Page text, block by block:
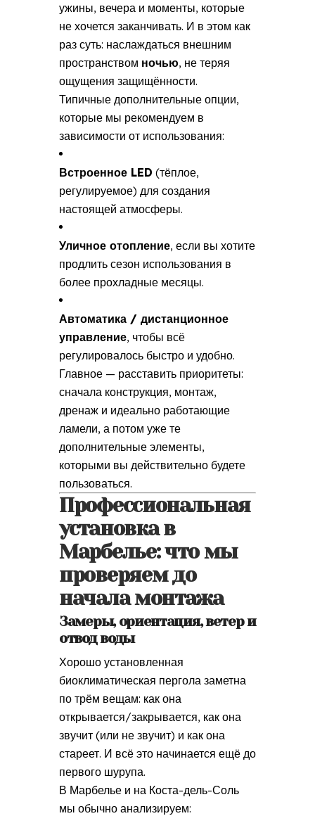
ужины, вечера и моменты, которые
не хочется заканчивать. И в этом как
раз суть: наслаждаться внешним
пространством ночью, не теряя
ощущения защищённости.
Типичные дополнительные опции,
которые мы рекомендуем в
зависимости от использования:
Встроенное LED (тёплое,
регулируемое) для создания
настоящей атмосферы.
Уличное отопление, если вы хотите
продлить сезон использования в
более прохладные месяцы.
Автоматика / дистанционное
управление, чтобы всё
регулировалось быстро и удобно.
Главное — расставить приоритеты:
сначала конструкция, монтаж,
дренаж и идеально работающие
ламели, а потом уже те
дополнительные элементы,
которыми вы действительно будете
пользоваться.
Профессиональная
установка в
Марбелье: что мы
проверяем до
начала монтажа
Замеры, ориентация, ветер и
отвод воды
Хорошо установленная
биоклиматическая пергола заметна
по трём вещам: как она
открывается/закрывается, как она
звучит (или не звучит) и как она
стареет. И всё это начинается ещё до
первого шурупа.
В Марбелье и на Коста-дель-Соль
мы обычно анализируем: